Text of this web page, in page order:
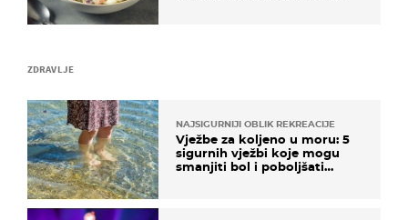
ZDRAVLJE
NAJSIGURNIJI OBLIK REKREACIJE
Vježbe za koljeno u moru: 5
sigurnih vježbi koje mogu
smanjiti bol i poboljšati